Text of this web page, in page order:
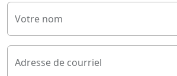
Votre nom
Adresse de courriel